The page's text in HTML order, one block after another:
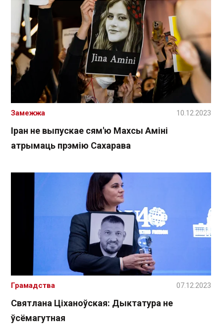
Іран не выпускае сям'ю Махсы Аміні
атрымаць прэмію Сахарава
Замежжа 10.12.2023
Святлана Ціханоўская: Дыктатура не
ўсёмагутная
Грамадства 07.12.2023